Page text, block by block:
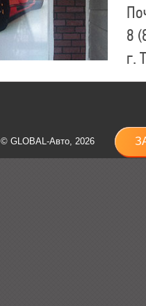
8
г.
8
© GLOBAL-Авто, 2026